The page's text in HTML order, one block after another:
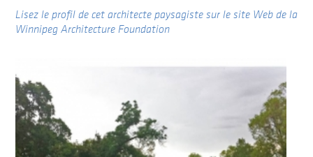
Lisez le profil de cet architecte paysagiste sur le site Web de la
Winnipeg Architecture Foundation